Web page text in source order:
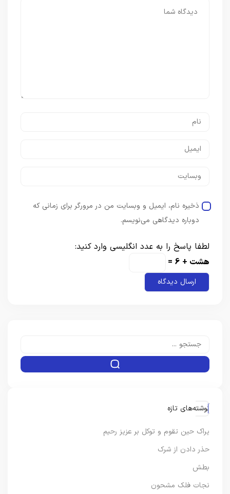
ذخیره نام، ایمیل و وبسایت من در مرورگر برای زمانی که
دوباره دیدگاهی می‌نویسم.
لطفا پاسخ را به عدد انگلیسی وارد کنید:
هشت + 6 =
نوشته‌های تازه
یراک حین تقوم و توکل بر عزیز رحیم
حذر دادن از شرک
بطش
نجات فلک مشحون